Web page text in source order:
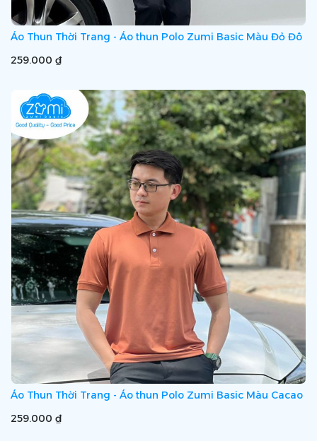
Áo Thun Thời Trang - Áo thun Polo Zumi Basic Màu Đỏ Đô
259.000 ₫
Áo Thun Thời Trang - Áo thun Polo Zumi Basic Màu Cacao
259.000 ₫